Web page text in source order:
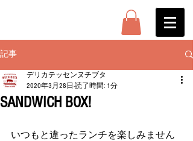
記事
SANDWICH BOX!
デリカテッセンヌチブタ
2020年3月28日 読了時間: 1分
いつもと違ったランチを楽しみません